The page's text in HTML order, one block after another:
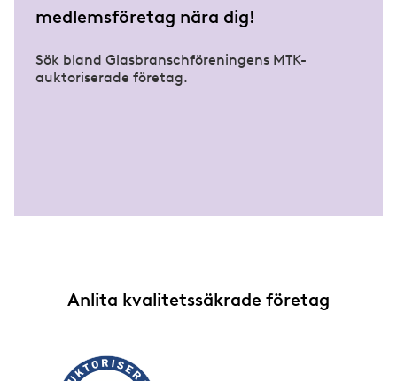
medlemsföretag nära dig!
Sök bland Glasbranschföreningens MTK-
auktoriserade företag.
Anlita kvalitetssäkrade företag